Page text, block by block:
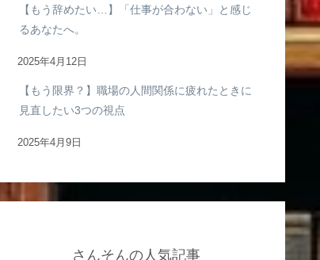
【もう辞めたい…】「仕事が合わない」と感じ
るあなたへ。
2025年4月12日
【もう限界？】職場の人間関係に疲れたときに
見直したい3つの視点
2025年4月9日
さんそんの人気記事